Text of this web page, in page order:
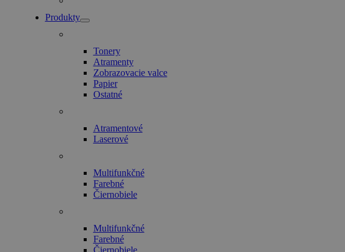
Produkty
Tonery
Atramenty
Zobrazovacie valce
Papier
Ostatné
Atramentové
Laserové
Multifunkčné
Farebné
Čiernobiele
Multifunkčné
Farebné
Čiernobiele